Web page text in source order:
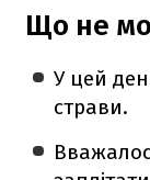
Що не
У цей
страви.